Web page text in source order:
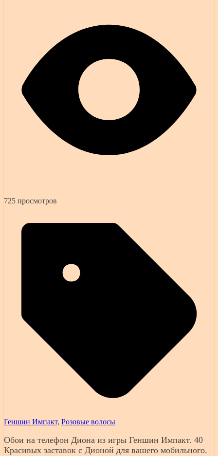
725 просмотров
Геншин Импакт, Розовые волосы
Обои на телефон Диона из игры Геншин Импакт. 40
Красивых заставок с Дионой для вашего мобильного.